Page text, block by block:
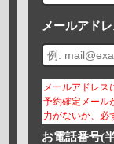
メールアド
メールアドレ
予約確定メール
力がないか、必
お電話番号(